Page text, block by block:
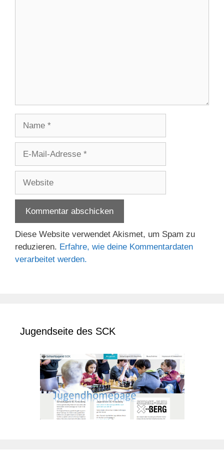
Adresse
Diese Website verwendet Akismet, um Spam zu
reduzieren. Erfahre, wie deine Kommentardaten
verarbeitet werden.
Jugendseite des SCK